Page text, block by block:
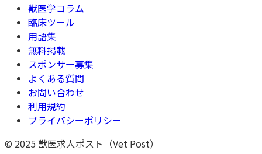
獣医学コラム
臨床ツール
用語集
無料掲載
スポンサー募集
よくある質問
お問い合わせ
利用規約
プライバシーポリシー
© 2025 獣医求人ポスト（Vet Post）